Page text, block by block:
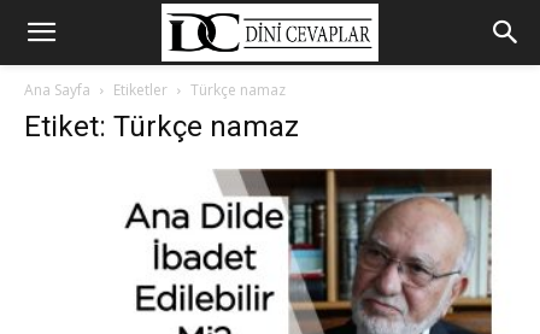
Ana Sayfa Etiketler Türkçe namaz
Etiket: Türkçe namaz